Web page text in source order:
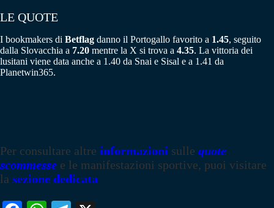
LE QUOTE
I bookmakers di Betflag danno il Portogallo favorito a 1.45, seguito
dalla Slovacchia a 7.20 mentre la X si trova a 4.35. La vittoria dei
lusitani viene data anche a 1.40 da Snai e Sisal e a 1.41 da
Planetwin365.
Per consultare altre informazioni sulle quote
scommesse e le manifestazioni sportive, puoi visitare
la sezione dedicata